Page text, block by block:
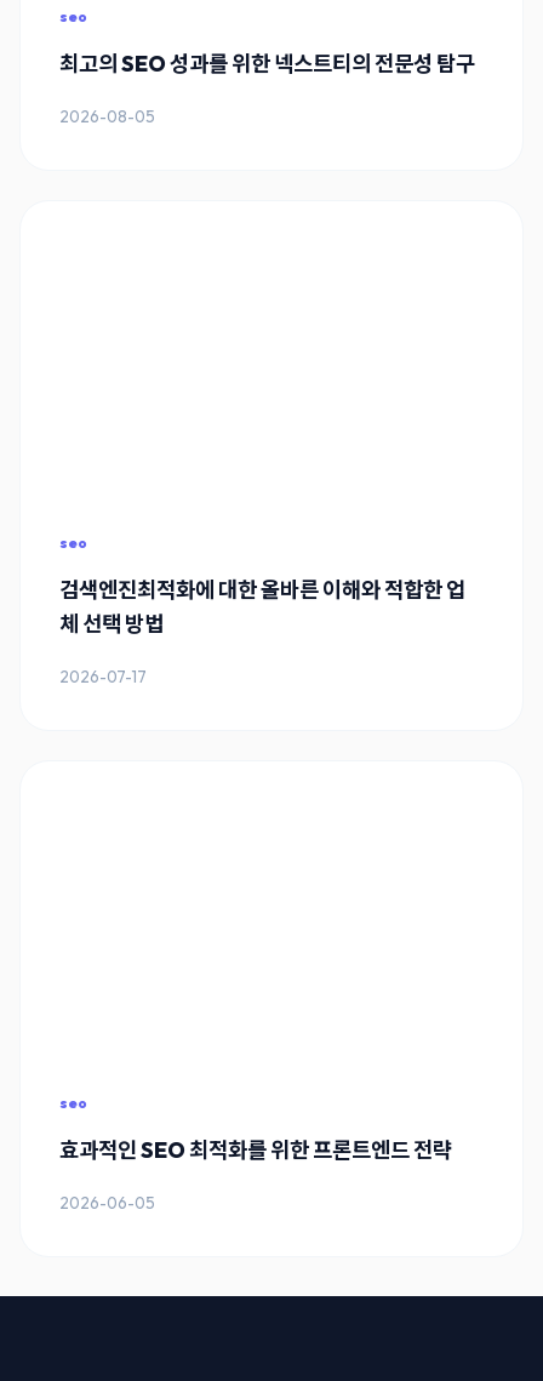
seo
최고의 SEO 성과를 위한 넥스트티의 전문성 탐구
2026-08-05
seo
검색엔진최적화에 대한 올바른 이해와 적합한 업
체 선택 방법
2026-07-17
seo
효과적인 SEO 최적화를 위한 프론트엔드 전략
2026-06-05